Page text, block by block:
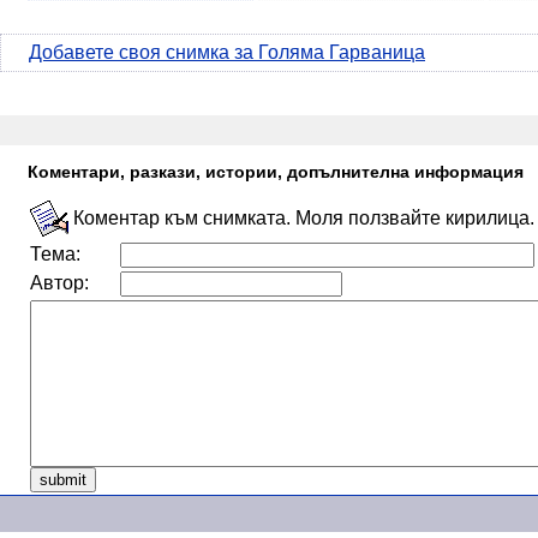
Добавете своя снимка за Голяма Гарваница
Коментари, разкази, истории, допълнителна информация
Коментар към снимката. Моля ползвайте кирилица.
Тема:
Автор: